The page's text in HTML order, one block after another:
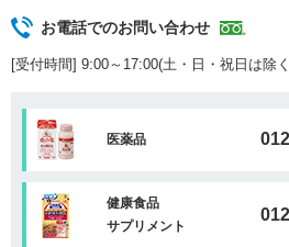
お電話でのお問い合わせ
[受付時間] 9:00～17:00(土・日・祝日は除
医薬品
健康食品
サプリメント